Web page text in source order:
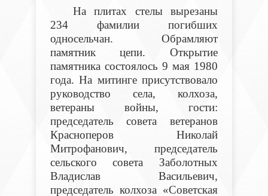
На плитах стелы вырезаны
234 фамилии погибших
односельчан. Обрамляют
памятник цепи. Открытие
памятника состоялось 9 мая 1980
года. На митинге присутствовало
руководство села, колхоза,
ветераны войны, гости:
председатель совета ветеранов
Красноперов Николай
Митрофанович, председатель
сельского совета Заболотных
Владислав Васильевич,
председатель колхоза «Советская